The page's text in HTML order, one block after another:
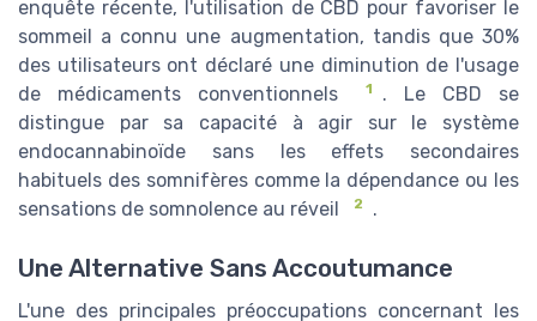
enquête récente, l'utilisation de CBD pour favoriser le
sommeil a connu une augmentation, tandis que 30%
des utilisateurs ont déclaré une diminution de l'usage
de médicaments conventionnels
1
. Le CBD se
distingue par sa capacité à agir sur le système
endocannabinoïde sans les effets secondaires
habituels des somnifères comme la dépendance ou les
sensations de somnolence au réveil
2 .
Une Alternative Sans Accoutumance
L'une des principales préoccupations concernant les